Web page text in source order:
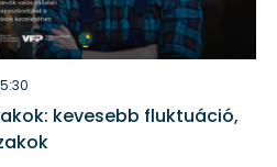
kevesebb fluktuáció,